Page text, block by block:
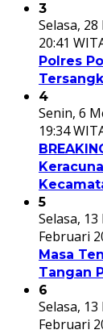
3
Selasa,
20:41
Polres
4
Senin, 6
19:34
5
Selasa,
Februari
Masa
Tangan
6
Selasa,
Februari